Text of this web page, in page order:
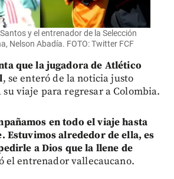
y el entrenador de la Selección
Nelson Abadía. FOTO: Twitter FCF
que la jugadora de Atlético
, se enteró de la noticia justo
viaje para regresar a Colombia.
en todo el viaje hasta
Estuvimos alrededor de ella, es
a Dios que la llene de
el entrenador vallecaucano.